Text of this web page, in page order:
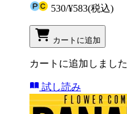
530/¥583(税込)
カートに追加
カートに追加しました
試し読み